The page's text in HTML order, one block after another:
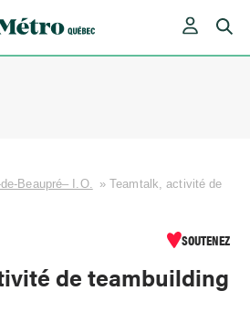
Beaupré– I.O. »Teamtalk, activité de
SOUTENEZ
de teambuilding